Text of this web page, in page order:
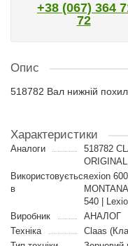
+38 (067) 364
72
Опис
518782 Вал нижній
Характеристики
Аналоги
518782
Використовується
в
Lexion
540 |
Виробник
АНАЛОГ
Техніка
Claas